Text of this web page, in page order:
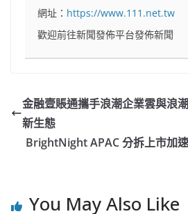
網址： https://www.111.net.tw
歡迎前往新聞發佈平台發佈新聞
金融壹賬通攜手浪潮企業雲與浪
新生態
BrightNight APAC 分拆上市加
You May Also Like